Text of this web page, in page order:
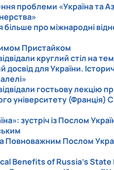
проблеми «Україна та
більше про міжнародні
Пристайком
круглий стіл на тем
досвід для України.
гостьову лекцію пр
університету (Франція)
зустріч із Послом
Повноважним Послом
Benefits of Russia’s State